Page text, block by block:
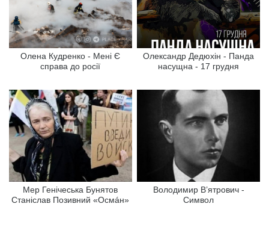
Олена Кудренко - Мені Є
справа до росії
Олександр Дедюхін - Панда
насущна - 17 грудня
Мер Генічеська Бунятов
Станіслав Позивний «Осмáн»
Володимир В’ятрович -
Символ